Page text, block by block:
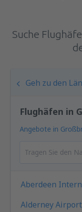
Suche
Geh zu den
Flughäfen in
Angebote in
Aberdeen
Alderney Airport